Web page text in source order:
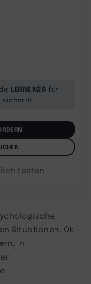
LERNEN26 für
sichern!
testen
Situationen. Ob
in